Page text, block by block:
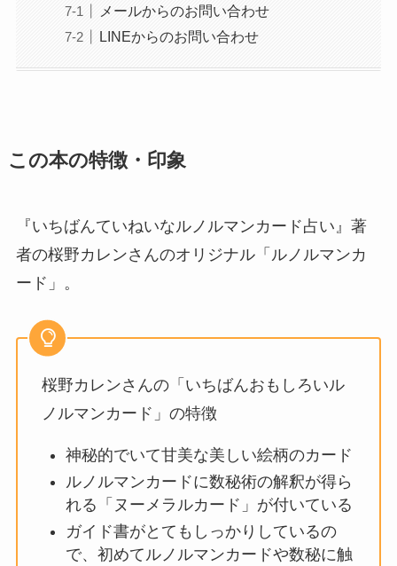
メールからのお問い合わせ
LINEからのお問い合わせ
この本の特徴・印象
『いちばんていねいなルノルマンカード占い』著
者の桜野カレンさんのオリジナル「ルノルマンカ
ード」。
桜野カレンさんの「いちばんおもしろいル
ノルマンカード」の特徴
神秘的でいて甘美な美しい絵柄のカード
ルノルマンカードに数秘術の解釈が得ら
れる「ヌーメラルカード」が付いている
ガイド書がとてもしっかりしているの
で、初めてルノルマンカードや数秘に触